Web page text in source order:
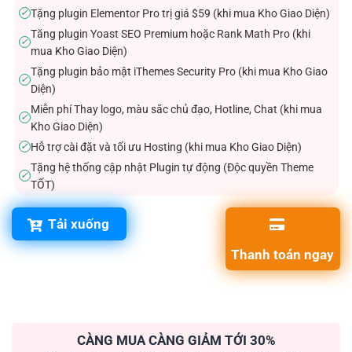
✓Tặng plugin Elementor Pro trị giá $59 (khi mua Kho Giao Diện)
✓
Tăng plugin Yoast SEO Premium hoặc Rank Math Pro (khi
mua Kho Giao Diện)
✓
Tặng plugin bảo mật iThemes Security Pro (khi mua Kho Giao
Diện)
✓
Miễn phí Thay logo, màu sắc chủ đạo, Hotline, Chat (khi mua
Kho Giao Diện)
✓Hỗ trợ cài đặt và tối ưu Hosting (khi mua Kho Giao Diện)
✓
Tặng hệ thống cập nhật Plugin tự động (Độc quyền Theme
TỐT)
Tải xuống
Thanh toán ngay
CÀNG MUA CÀNG GIẢM TỚI 30%